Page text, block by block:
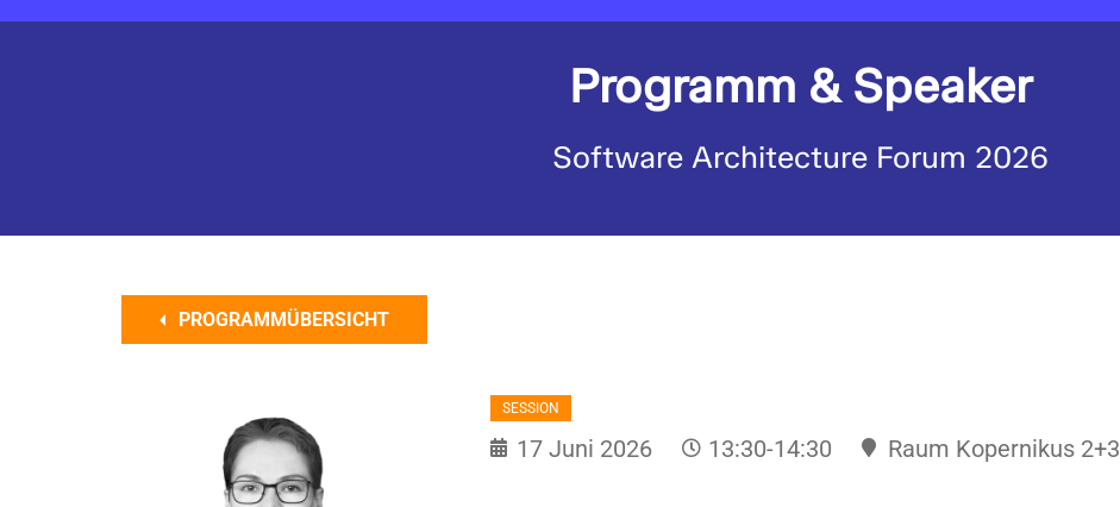
Programm & Speaker
Software Architecture Forum 2026
PROGRAMMÜBERSICHT
SESSION
17 Juni 2026 13:30-14:30 Raum Kopernikus 2+3